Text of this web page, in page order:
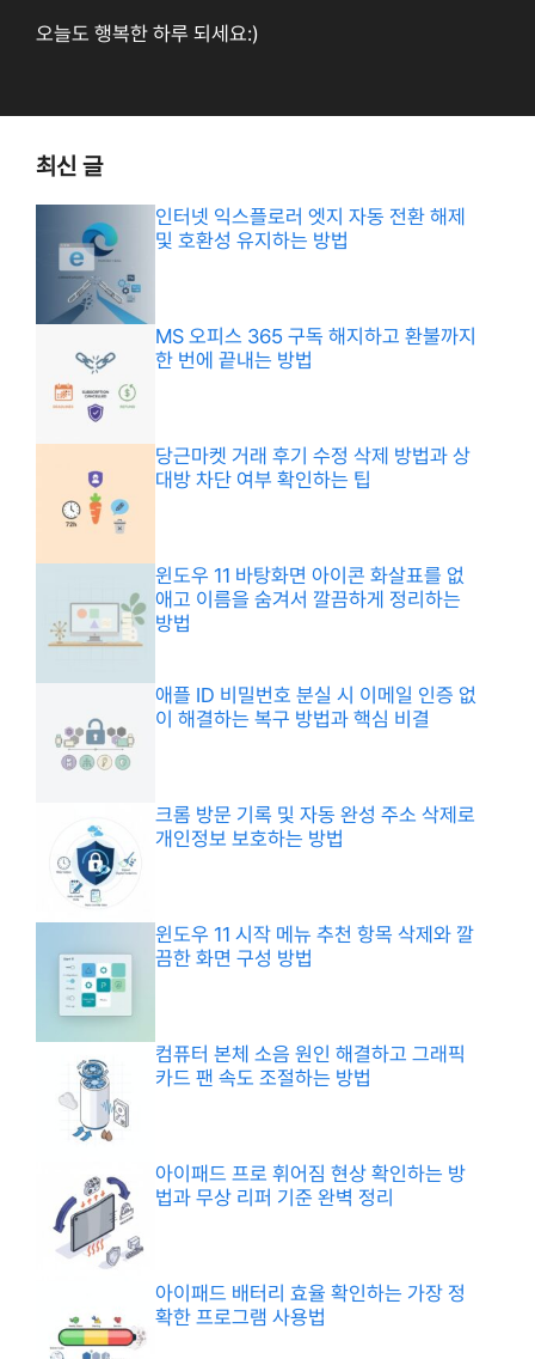
오늘도 행복한 하루 되세요:)
최신 글
인터넷 익스플로러 엣지 자동 전환 해제
및 호환성 유지하는 방법
MS 오피스 365 구독 해지하고 환불까지
한 번에 끝내는 방법
당근마켓 거래 후기 수정 삭제 방법과 상
대방 차단 여부 확인하는 팁
윈도우 11 바탕화면 아이콘 화살표를 없
애고 이름을 숨겨서 깔끔하게 정리하는
방법
애플 ID 비밀번호 분실 시 이메일 인증 없
이 해결하는 복구 방법과 핵심 비결
크롬 방문 기록 및 자동 완성 주소 삭제로
개인정보 보호하는 방법
윈도우 11 시작 메뉴 추천 항목 삭제와 깔
끔한 화면 구성 방법
컴퓨터 본체 소음 원인 해결하고 그래픽
카드 팬 속도 조절하는 방법
아이패드 프로 휘어짐 현상 확인하는 방
법과 무상 리퍼 기준 완벽 정리
아이패드 배터리 효율 확인하는 가장 정
확한 프로그램 사용법